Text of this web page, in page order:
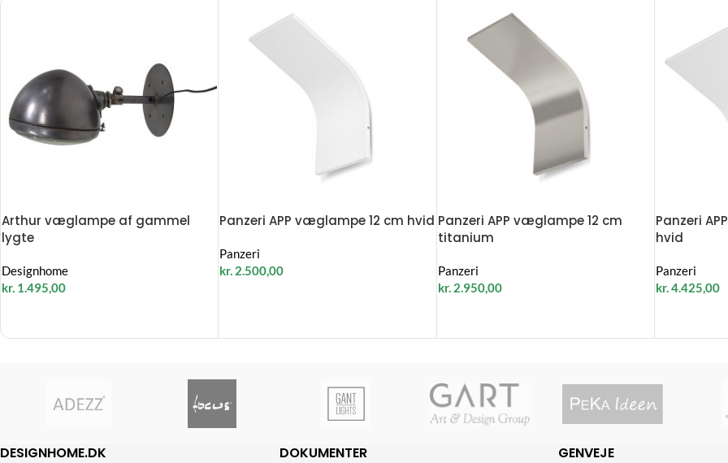
Arthur væglampe af gammel
lygte
Designhome
kr. 1.495,00
Panzeri APP væglampe 12 cm hvid
Panzeri
kr. 2.500,00
Panzeri APP væglampe 12 cm
titanium
Panzeri
kr.2.950,00
Panzeri
hvid
Panzeri
kr.4.425,00
DESIGNHOME.DK DOKUMENTER GENVEJE